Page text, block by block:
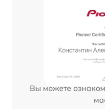
Вы можете